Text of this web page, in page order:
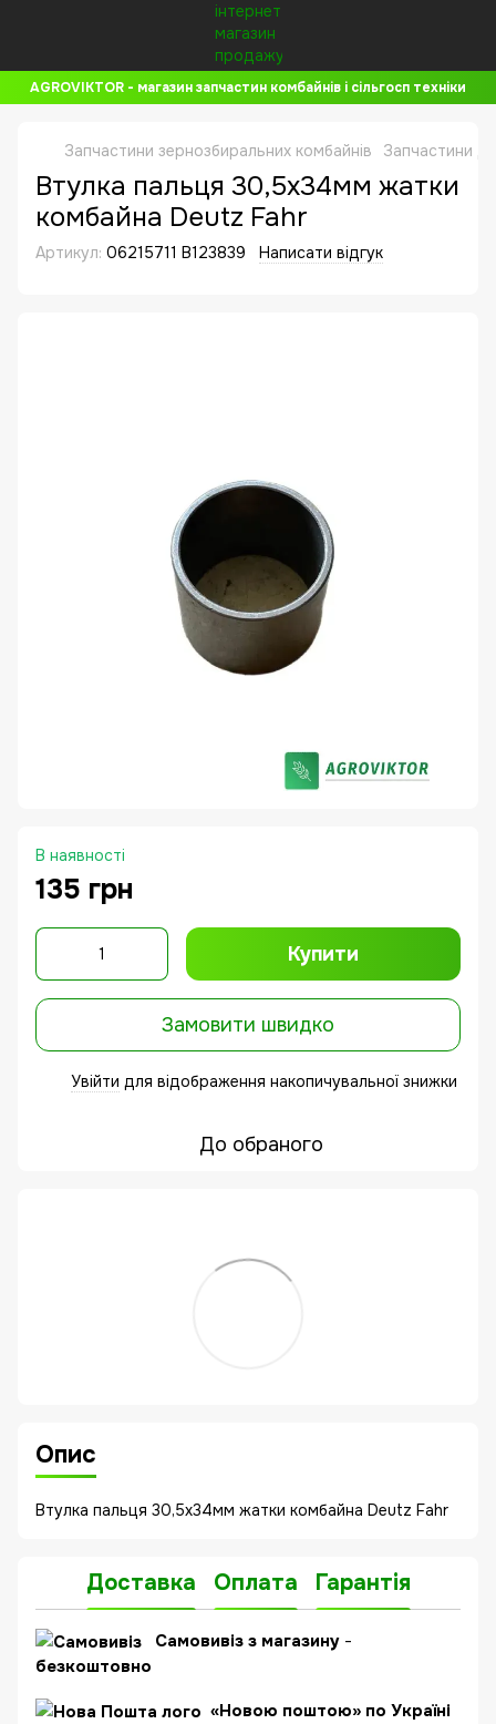
AGROVIKTOR - магазин запчастин комбайнів і сільгосп техніки
Запчастини зернозбиральних комбайнів Запчастини
Втулка пальця 30,5x34мм жатки
комбайна Deutz Fahr
Артикул: 06215711 B123839 Написати відгук
В наявності
135 грн
Купити
Замовити швидко
Увійти для відображення накопичувальної знижки
До обраного
Опис
Втулка пальця 30,5x34мм жатки комбайна Deutz Fahr
Доставка Оплата Гарантія
Самовивіз з магазину -
безкоштовно
«Новою поштою» по Україні